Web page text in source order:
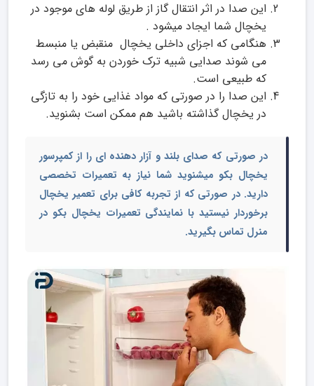
این صدا در اثر انتقال گاز از طریق لوله های موجود در
یخچال شما ایجاد می­شود .
هنگامی که اجزای داخلی یخچال منقبض یا منبسط
می شوند صدایی شبیه ترک خوردن به گوش می رسد
که طبیعی است.
این صدا را در صورتی که مواد غذایی خود را به تازگی
در یخچال گذاشته باشید هم ممکن است بشنوید.
در صورتی که صدای بلند و آزار دهنده ای را از کمپرسور
یخچال بکو می­شنوید شما نیاز به تعمیرات تخصصی
دارید. در صورتی که از تجربه کافی برای تعمیر یخچال
برخوردار نیستید با نمایندگی تعمیرات یخچال بکو در
منرل تماس بگیرید.